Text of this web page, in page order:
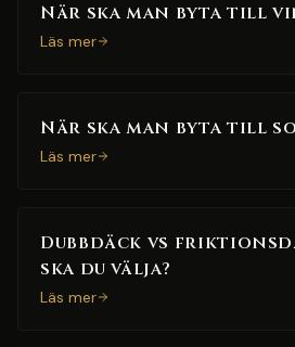
När ska man byta till
Läs mer
När ska man byta till
Läs mer
Dubbdäck vs
ska du välja?
Läs mer